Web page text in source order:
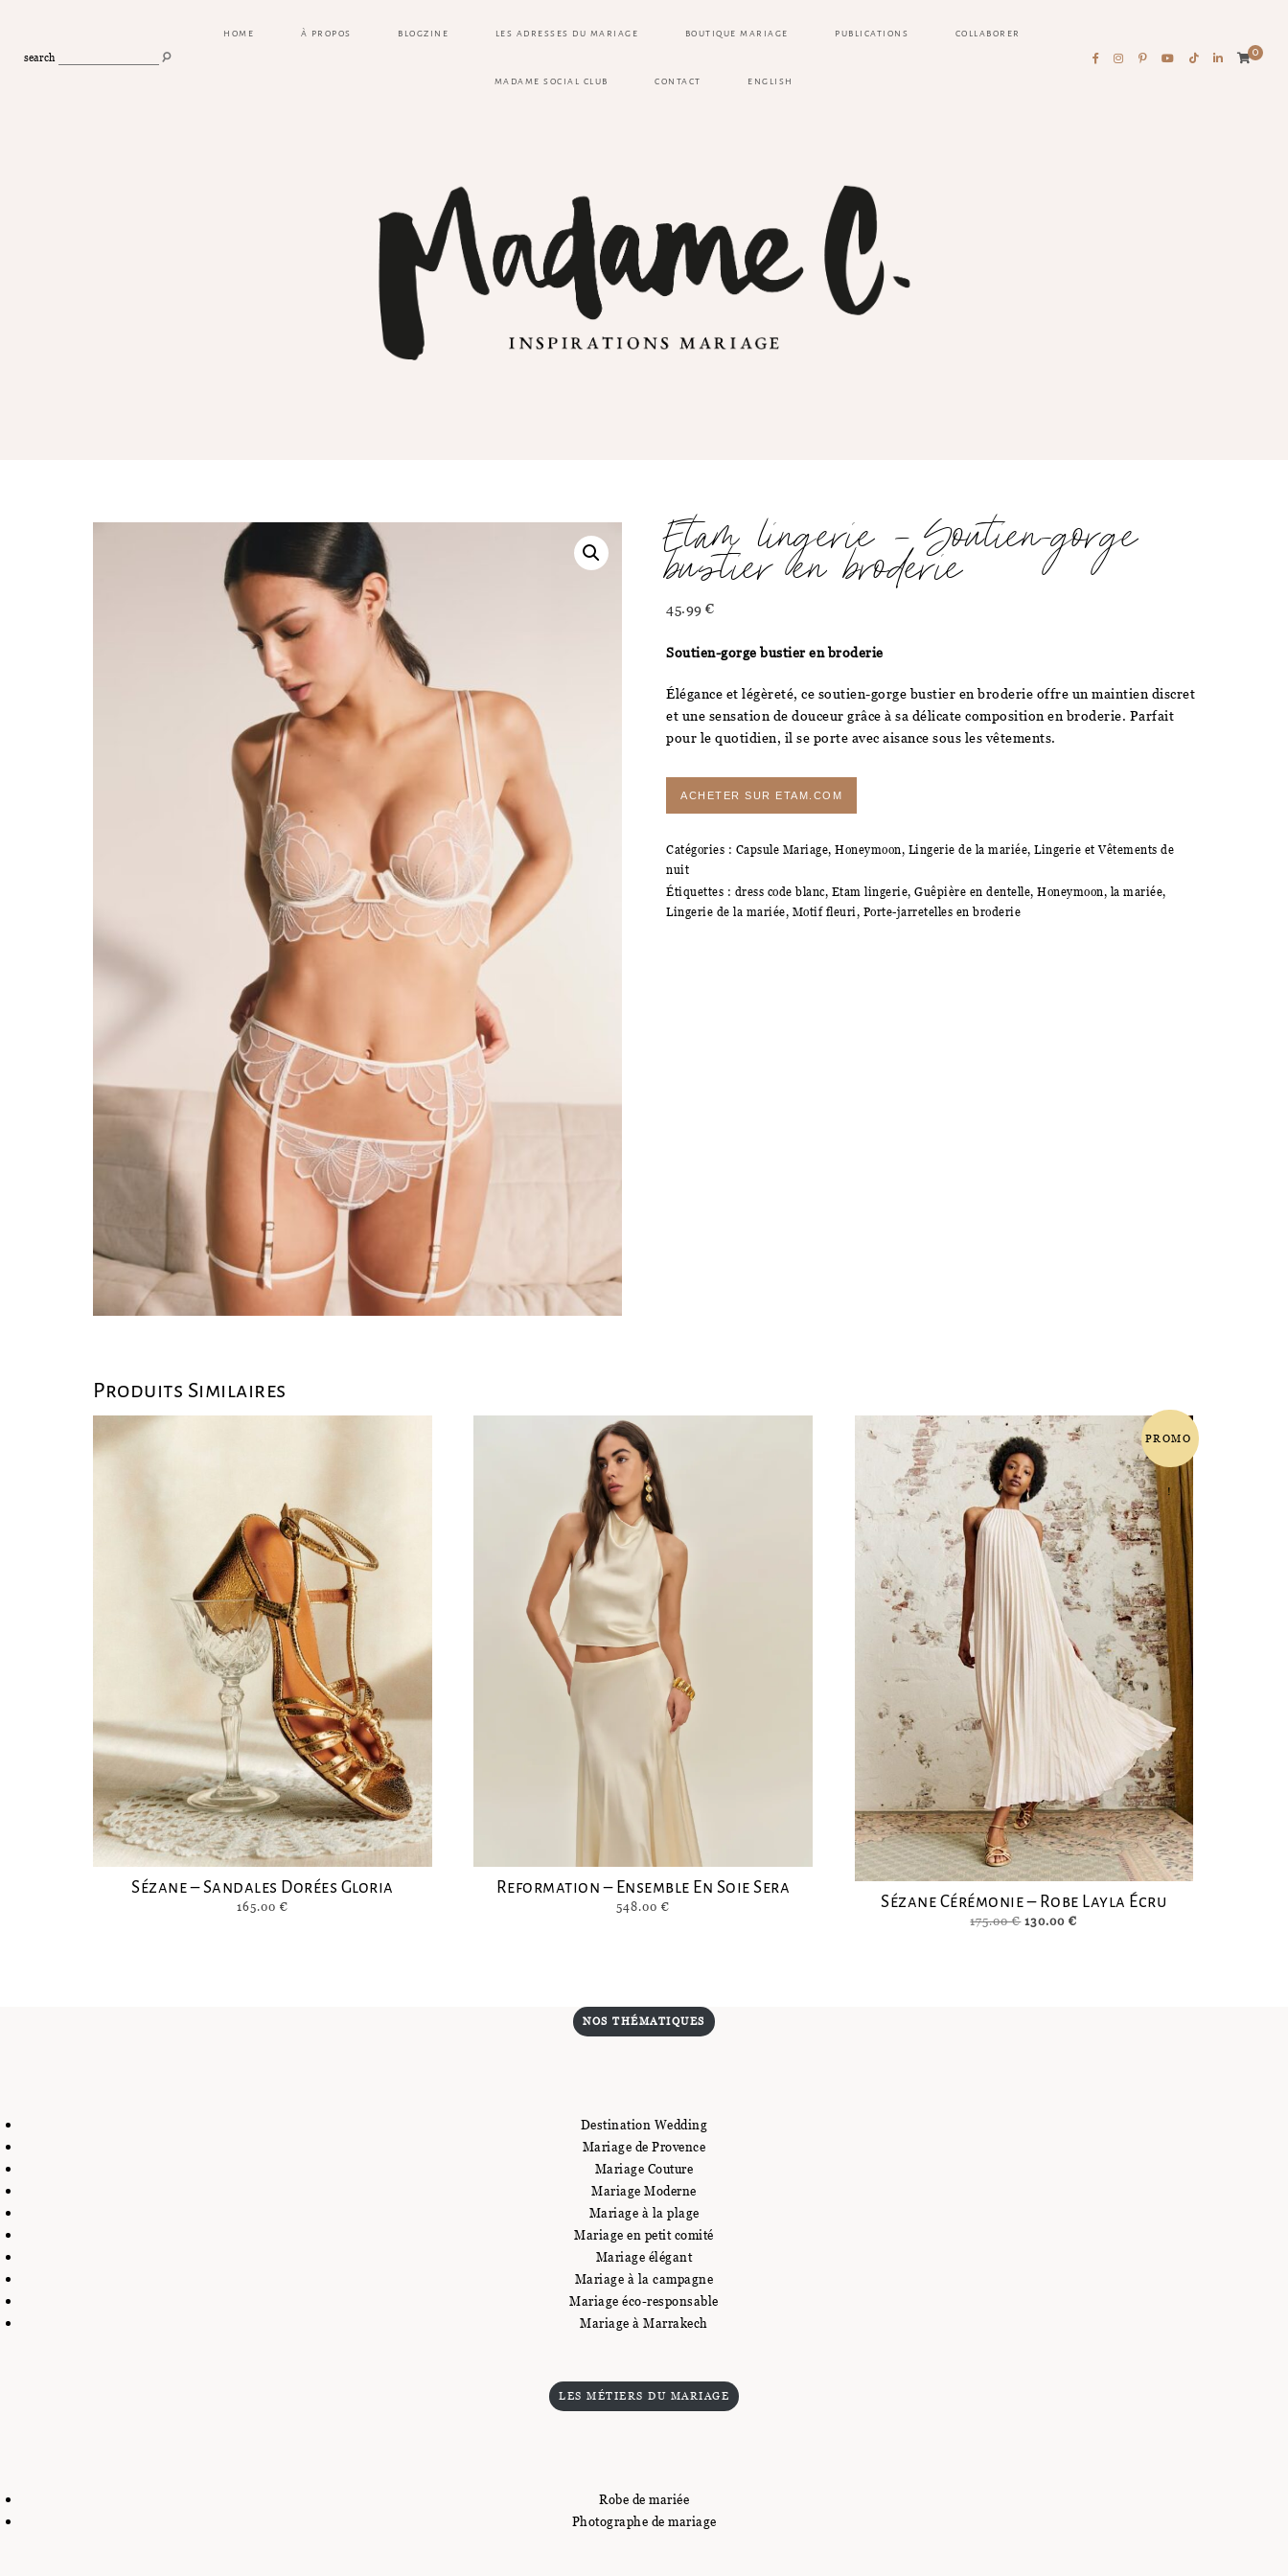
search
HOME À PROPOS BLOGZINE LES ADRESSES DU MARIAGE BOUTIQUE MARIAGE PUBLICATIONS COLLABORER
MADAME SOCIAL CLUB CONTACT ENGLISH
0
Etam lingerie – Soutien-gorge
bustier en broderie
45.99 €
Soutien-gorge bustier en broderie
Élégance et légèreté, ce soutien-gorge bustier en broderie offre un maintien discret
et une sensation de douceur grâce à sa délicate composition en broderie. Parfait
pour le quotidien, il se porte avec aisance sous les vêtements.
ACHETER SUR ETAM.COM
Catégories : Capsule Mariage, Honeymoon, Lingerie de la mariée, Lingerie et Vêtements de
nuit
Étiquettes : dress code blanc, Etam lingerie, Guêpière en dentelle, Honeymoon, la mariée,
Lingerie de la mariée, Motif fleuri, Porte-jarretelles en broderie
Produits Similaires
Sézane – Sandales Dorées Gloria
165.00 €
Reformation – Ensemble En Soie Sera
548.00€
PROMO
!
Sézane Cérémonie – Robe Layla Écru
175.00€ Le
130.00€
NOS THÉMATIQUES
Destination Wedding
Mariage de Provence
Mariage Couture
Mariage Moderne
Mariage à la plage
Mariage en petit comité
Mariage élégant
Mariage à la campagne
Mariage éco-responsable
Mariage à Marrakech
LES MÉTIERS DU MARIAGE
Robe de mariée
Photographe de mariage